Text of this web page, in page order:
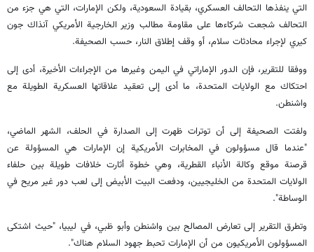
التي ينفذها التحالف العسكري، بقيادة السعودية، ولكن الإمارات، التي هي جزء من
التحالف شجعت شركاءها على مقاومة مطالب وزير الخارجية الأمريكي آنذاك جون
كيري لإجراء محادثات سلام، أو وقف إطلاق النار، حسب الصحيفة.
ووفقا للتقرير، فإن الدور الإماراتي في اليمن وغيرها من الإجراءات الأخيرة، أدى إلى
احتكاك مع الولايات المتحدة، ما أدى إلى تعقيد علاقاتها العسكرية الطويلة مع
واشنطن.
ولفتت الصحيفة إلى أن توترات ظهرت إلى الصدارة في الحلف، الشهر الماضي،
"عندما قال مسؤولون في المخابرات الأمريكية إن الإمارات هي المسؤولة عن
قرصنة موقع وكالة الأنباء القطرية، وهي خطوة أثارت خلافات طويلة بين حلفاء
الولايات المتحدة من الخليجيين، ودفعت البيت الأبيض إلى لعب دور غير مريح في
الوساطة".
وتطرق التقرير إلى تعارض المصالح بين واشنطن وأبو ظبي، في ليبيا، "حيث اشتكى
المسؤولون الأمريكيون من أن الإمارات تحبط جهود السلام هناك".